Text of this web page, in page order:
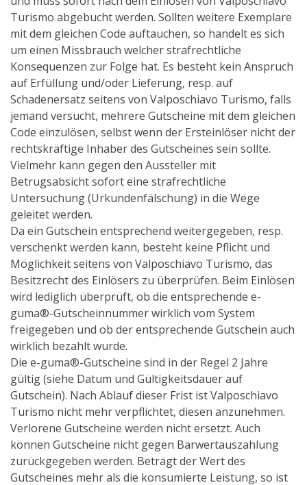
Turismo abgebucht werden. Sollten weitere Exemplare
mit dem gleichen Code auftauchen, so handelt es sich
um einen Missbrauch welcher strafrechtliche
Konsequenzen zur Folge hat. Es besteht kein Anspruch
auf Erfüllung und/oder Lieferung, resp. auf
Schadenersatz seitens von Valposchiavo Turismo, falls
jemand versucht, mehrere Gutscheine mit dem gleichen
Code einzulösen, selbst wenn der Ersteinlöser nicht der
rechtskräftige Inhaber des Gutscheines sein sollte.
Vielmehr kann gegen den Aussteller mit
Betrugsabsicht sofort eine strafrechtliche
Untersuchung (Urkundenfälschung) in die Wege
geleitet werden.
Da ein Gutschein entsprechend weitergegeben, resp.
verschenkt werden kann, besteht keine Pflicht und
Möglichkeit seitens von Valposchiavo Turismo, das
Besitzrecht des Einlösers zu überprüfen. Beim Einlösen
wird lediglich überprüft, ob die entsprechende e-
guma®-Gutscheinnummer wirklich vom System
freigegeben und ob der entsprechende Gutschein auch
wirklich bezahlt wurde.
Die e-guma®-Gutscheine sind in der Regel 2 Jahre
gültig (siehe Datum und Gültigkeitsdauer auf
Gutschein). Nach Ablauf dieser Frist ist Valposchiavo
Turismo nicht mehr verpflichtet, diesen anzunehmen.
Verlorene Gutscheine werden nicht ersetzt. Auch
können Gutscheine nicht gegen Barwertauszahlung
zurückgegeben werden. Beträgt der Wert des
Gutscheines mehr als die konsumierte Leistung, so ist